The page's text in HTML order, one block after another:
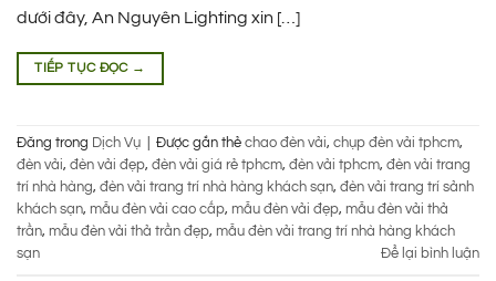
dưới đây, An Nguyên Lighting xin […]
TIẾP TỤC ĐỌC →
Đăng trong Dịch Vụ Được gắn thẻ chao đèn vải, chụp đèn vải tphcm,
đèn vải, đèn vải đẹp, đèn vải giá rẻ tphcm, đèn vải tphcm, đèn vải trang
trí nhà hàng, đèn vải trang trí nhà hàng khách sạn, đèn vải trang trí sảnh
khách sạn, mẫu đèn vải cao cấp, mẫu đèn vải đẹp, mẫu đèn vải thả
trần, mẫu đèn vải thả trần đẹp, mẫu đèn vải trang trí nhà hàng khách
sạn
Để lại bình luận